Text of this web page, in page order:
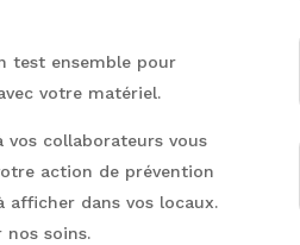
test ensemble pour
votre matériel.
collaborateurs vous
action de prévention
afficher dans vos locaux.
nos soins.